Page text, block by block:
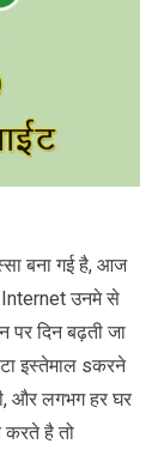
बना गई है, आज
Internet उनमे से
पर दिन बढ़ती जा
इस्तेमाल sकरने
और लगभग हर घर
करते है तो